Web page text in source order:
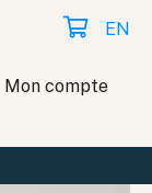
EN
Mon compte